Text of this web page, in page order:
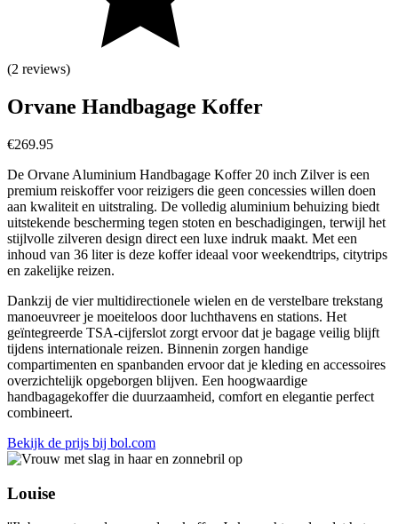
(2 reviews)
Orvane Handbagage Koffer
€269.95
De Orvane Aluminium Handbagage Koffer 20 inch Zilver is een
premium reiskoffer voor reizigers die geen concessies willen doen
aan kwaliteit en uitstraling. De volledig aluminium behuizing biedt
uitstekende bescherming tegen stoten en beschadigingen, terwijl het
stijlvolle zilveren design direct een luxe indruk maakt. Met een
inhoud van 36 liter is deze koffer ideaal voor weekendtrips, citytrips
en zakelijke reizen.
Dankzij de vier multidirectionele wielen en de verstelbare trekstang
manoeuvreer je moeiteloos door luchthavens en stations. Het
geïntegreerde TSA-cijferslot zorgt ervoor dat je bagage veilig blijft
tijdens internationale reizen. Binnenin zorgen handige
compartimenten en spanbanden ervoor dat je kleding en accessoires
overzichtelijk opgeborgen blijven. Een hoogwaardige
handbagagekoffer die duurzaamheid, comfort en elegantie perfect
combineert.
Bekijk de prijs bij bol.com
Louise